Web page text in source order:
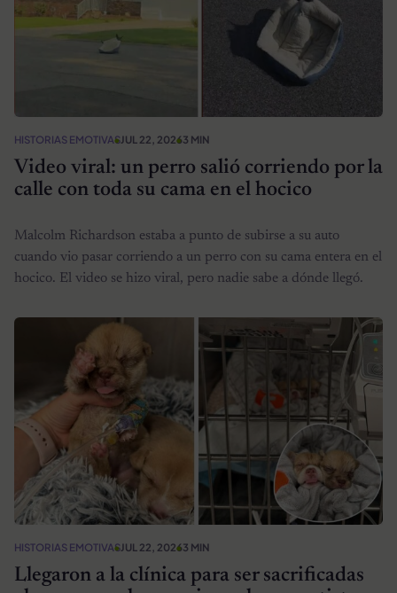
HISTORIAS EMOTIVASJUL 22, 20263 MIN
Video viral: un perro salió corriendo por la
calle con toda su cama en el hocico
Malcolm Richardson estaba a punto de subirse a su auto
cuando vio pasar corriendo a un perro con su cama entera en el
hocico. El video se hizo viral, pero nadie sabe a dónde llegó.
HISTORIAS EMOTIVASJUL 22, 20263 MIN
Llegaron a la clínica para ser sacrificadas